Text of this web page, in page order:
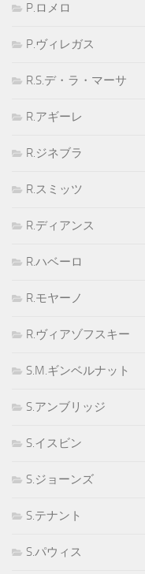
P.ロメロ
P.ヴィレガス
R.S.デ・ラ・マーサ
R.アギーレ
R.ジネブラ
R.スミッツ
R.ディアンス
R.ハベーロ
R.モヤーノ
R.ヴィアゾフスキー
S.M.ギンベルナット
S.アンブリッジ
S.イスビン
S.ジョーンズ
S.テナント
S.パウィス